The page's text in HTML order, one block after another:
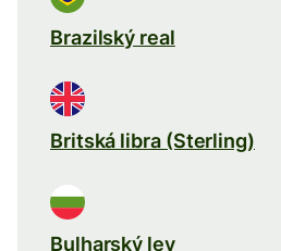
Brazilský real
Britská libra (Sterling)
Bulharský lev